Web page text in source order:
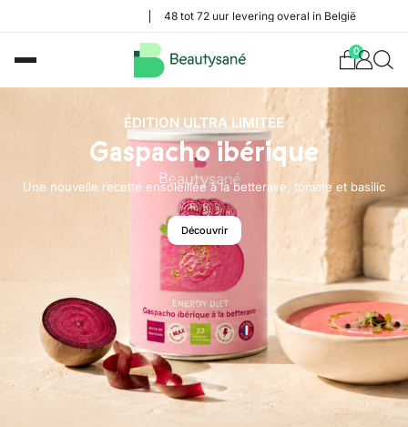
48 tot 72 uur levering overal in België
0
ÉDITION ULTRA LIMITÉE
Gaspacho ibérique
Une nouvelle recette ensoleillée à la betterave, tomate et basilic
Découvrir